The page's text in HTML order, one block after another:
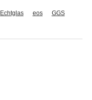
Echtglas eos
GGS